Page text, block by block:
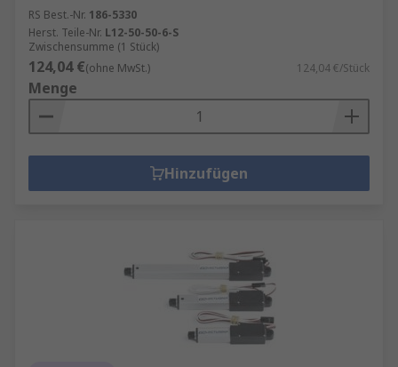
RS Best.-Nr. 186-5330
Herst. Teile-Nr. L12-50-50-6-S
Zwischensumme (1 Stück)
124,04 €(ohne MwSt.) 124,04 €/Stück
Menge
Hinzufügen